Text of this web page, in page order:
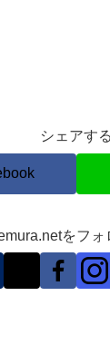
シェアする
をフォ